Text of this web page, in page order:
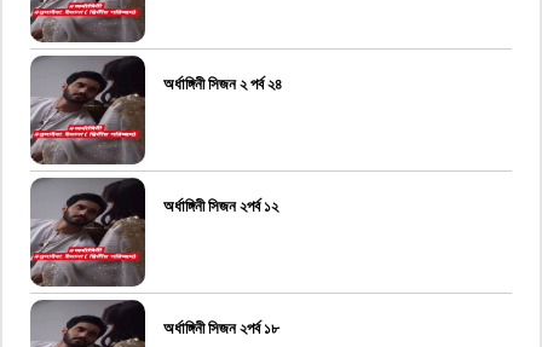
অর্ধাঙ্গিনী সিজন ২ পর্ব ২৪
অর্ধাঙ্গিনী সিজন ২পর্ব ১২
অর্ধাঙ্গিনী সিজন ২পর্ব ১৮